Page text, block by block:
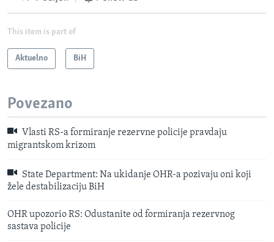
This item is part of
Aktuelno BiH
Povezano
Vlasti RS-a formiranje rezervne policije pravdaju
migrantskom krizom
State Department: Na ukidanje OHR-a pozivaju oni koji
žele destabilizaciju BiH
OHR upozorio RS: Odustanite od formiranja rezervnog
sastava policije